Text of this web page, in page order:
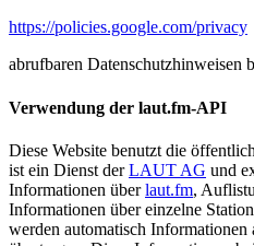
https://policies.google.com/privacy
abrufbaren Datenschutzhinweisen
Verwendung der laut.fm-API
Diese Website benutzt die
ist ein Dienst derLAUT AG und
Informationen überlaut.fm,
Informationen über einzelne
werden automatisch